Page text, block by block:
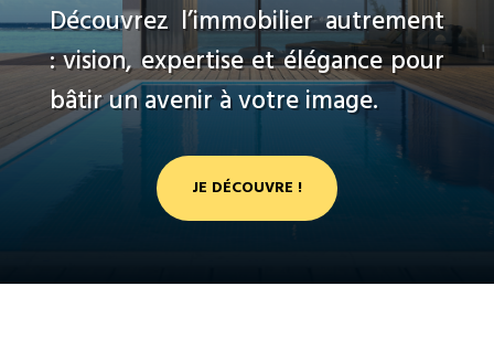
Découvrez l’immobilier autrement
: vision, expertise et élégance pour
bâtir un avenir à votre image.
JE DÉCOUVRE !